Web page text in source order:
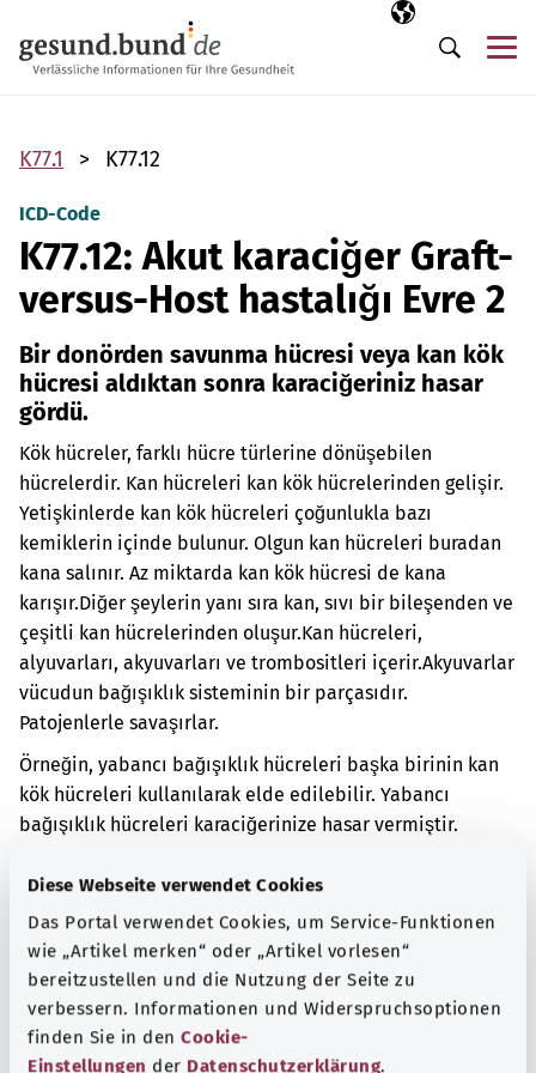
Diese Webseite verwendet Cookies
Das Portal verwendet Cookies, um Service-Funktionen
wie „Artikel merken“ oder „Artikel vorlesen“
bereitzustellen und die Nutzung der Seite zu
verbessern. Informationen und Widerspruchsoptionen
finden Sie in den Cookie-
Einstellungen der Datenschutzerklärung.
Seçili dil
TR
Arama
K77.1 K77.12
ICD-Code
K77.12: Akut karaciğer Graft-
versus-Host hastalığı Evre 2
Bir donörden savunma hücresi veya kan kök
hücresi aldıktan sonra karaciğeriniz hasar
gördü.
Kök hücreler, farklı hücre türlerine dönüşebilen
hücrelerdir. Kan hücreleri kan kök hücrelerinden gelişir.
Yetişkinlerde kan kök hücreleri çoğunlukla bazı
kemiklerin içinde bulunur. Olgun kan hücreleri buradan
kana salınır. Az miktarda kan kök hücresi de kana
karışır.Diğer şeylerin yanı sıra kan, sıvı bir bileşenden ve
çeşitli kan hücrelerinden oluşur.Kan hücreleri,
alyuvarları, akyuvarları ve trombositleri içerir.Akyuvarlar
vücudun bağışıklık sisteminin bir parçasıdır.
Patojenlerle savaşırlar.
Örneğin, yabancı bağışıklık hücreleri başka birinin kan
kök hücreleri kullanılarak elde edilebilir. Yabancı
bağışıklık hücreleri karaciğerinize hasar vermiştir.
görülebilir. Örneğin karaciğer daha az safra pigmenti
parçalayabilir. Safra pigmentleri, eski kan hücrelerinin
parçalanması sonucu oluşur. Daha az safra pigmenti
parçalandığında örneğin cilt sarı görünebilir.
Ek kodlar